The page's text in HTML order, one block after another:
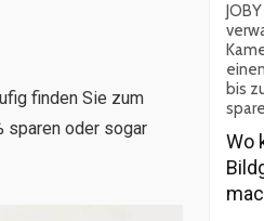
finden Sie zum
sparen oder sogar
bis
Wo